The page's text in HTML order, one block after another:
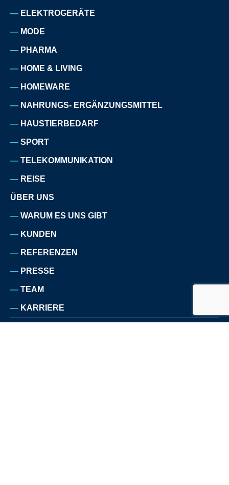
ELEKTROGERÄTE
MODE
PHARMA
HOME & LIVING
HOMEWARE
NAHRUNGS- ERGÄNZUNGSMITTEL
HAUSTIERBEDARF
SPORT
TELEKOMMUNIKATION
REISE
ÜBER UNS
WARUM ES UNS GIBT
KUNDEN
REFERENZEN
PRESSE
TEAM
KARRIERE